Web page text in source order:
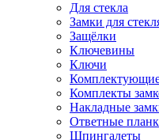
Для стекла
Замки для
Защёлки
Ключевины
Ключи
Комплектующие
Комплекты
Накладные
Ответные
Шпингалеты